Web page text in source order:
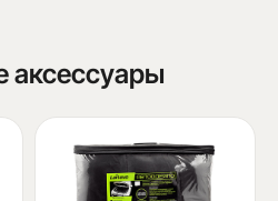
аксессуары